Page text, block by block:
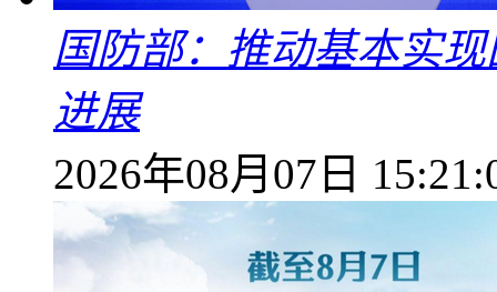
国防部：推动基本实
进展
2026年08月07日